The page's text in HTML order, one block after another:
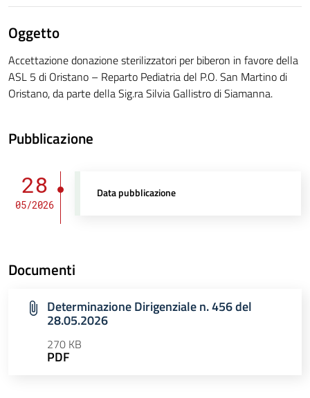
Oggetto
Accettazione donazione sterilizzatori per biberon in favore della
ASL 5 di Oristano – Reparto Pediatria del P.O. San Martino di
Oristano, da parte della Sig.ra Silvia Gallistro di Siamanna.
Pubblicazione
28
05/2026
Data pubblicazione
Documenti
Determinazione Dirigenziale n. 456 del
28.05.2026
270 KB
PDF